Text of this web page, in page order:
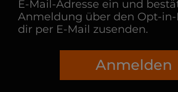
E-Mail-Adresse ein und
Anmeldung über den Opt-
dir per E-Mail zusenden.
Anmelden